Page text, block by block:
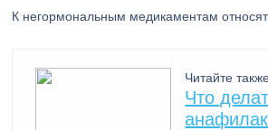
К негормональным медикаментам
Читайте
Что